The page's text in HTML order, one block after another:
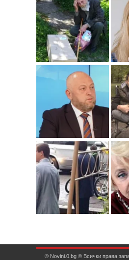
© Novini.0.bg © Всички права